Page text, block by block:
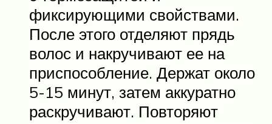
фиксирующими свойствами.
После этого отделяют прядь
волос и накручивают ее на
приспособление. Держат около
5-15 минут, затем аккуратно
раскручивают. Повторяют